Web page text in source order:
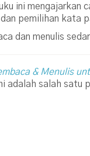
ini mengajarkan
pemilihan kata
dan menulis
& Menulis
adalah salah